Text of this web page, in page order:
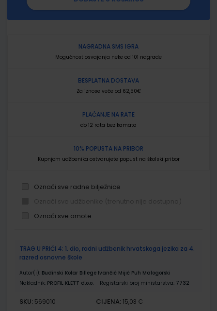
NAGRADNA SMS IGRA
Mogućnost osvajanja neke od 101 nagrade
BESPLATNA DOSTAVA
Za iznose veće od 62,50€
PLAĆANJE NA RATE
do 12 rata bez kamata
10% POPUSTA NA PRIBOR
Kupnjom udžbenika ostvarujete popust na školski pribor
Označi sve radne bilježnice
Označi sve omote
proizvodi
TRAG U PRIČI 4; 1. dio, radni udžbenik hrvatskoga jezika za 4.
razred osnovne škole
Autor(i): Budinski Kolar Billege Ivančić Mijić Puh Malogorski
Nakladnik: PROFIL KLETT d.o.o. Registarski broj ministarstva: 7732
SKU: 569010 CIJENA: 15,03 €